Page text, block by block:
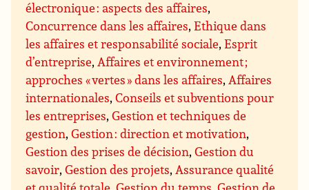
électronique : aspects des affaires,
Concurrence dans les affaires,Ethique dans
les affaires et responsabilité sociale,Esprit
d’entreprise,Affaires et environnement ;
approches « vertes » dans les affaires,Affaires
internationales,Conseils et subventions pour
les entreprises,Gestion et techniques de
gestion,Gestion : direction et motivation,
Gestion des prises de décision,Gestion du
savoir,Gestion des projets,Assurance qualité